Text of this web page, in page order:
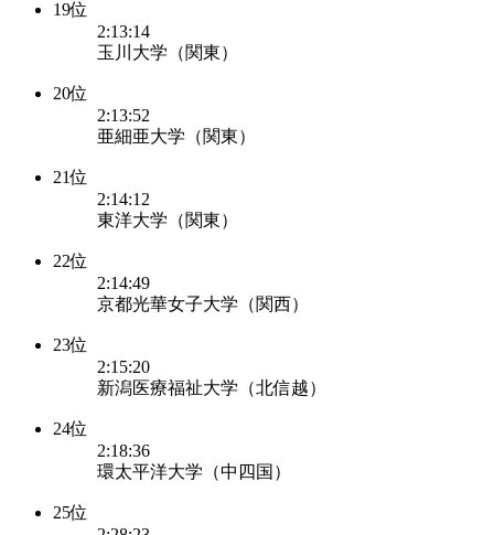
19位
2:13:14
玉川大学（関東）
20位
2:13:52
亜細亜大学（関東）
21位
2:14:12
東洋大学（関東）
22位
2:14:49
京都光華女子大学（関西）
23位
2:15:20
新潟医療福祉大学（北信越）
24位
2:18:36
環太平洋大学（中四国）
25位